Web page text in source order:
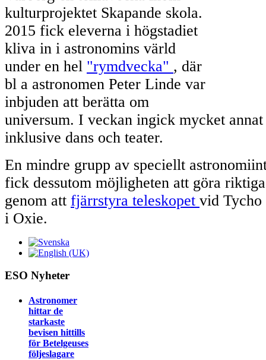
kulturprojektet Skapande skola.
2015 fick eleverna i högstadiet
kliva in i astronomins värld
under en hel "rymdvecka" , där
bl a astronomen Peter Linde var
inbjuden att berätta om
universum. I veckan ingick mycket
inklusive dans och teater.
En mindre grupp av speciellt
fick dessutom möjligheten att göra
genom att fjärrstyra teleskopet vid Tycho
i Oxie.
ESO Nyheter
Astronomer
hittar de
starkaste
bevisen hittills
för Betelgeuses
följeslagare